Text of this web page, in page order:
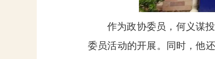
作为政协委员，何义谋投
委员活动的开展。同时，他